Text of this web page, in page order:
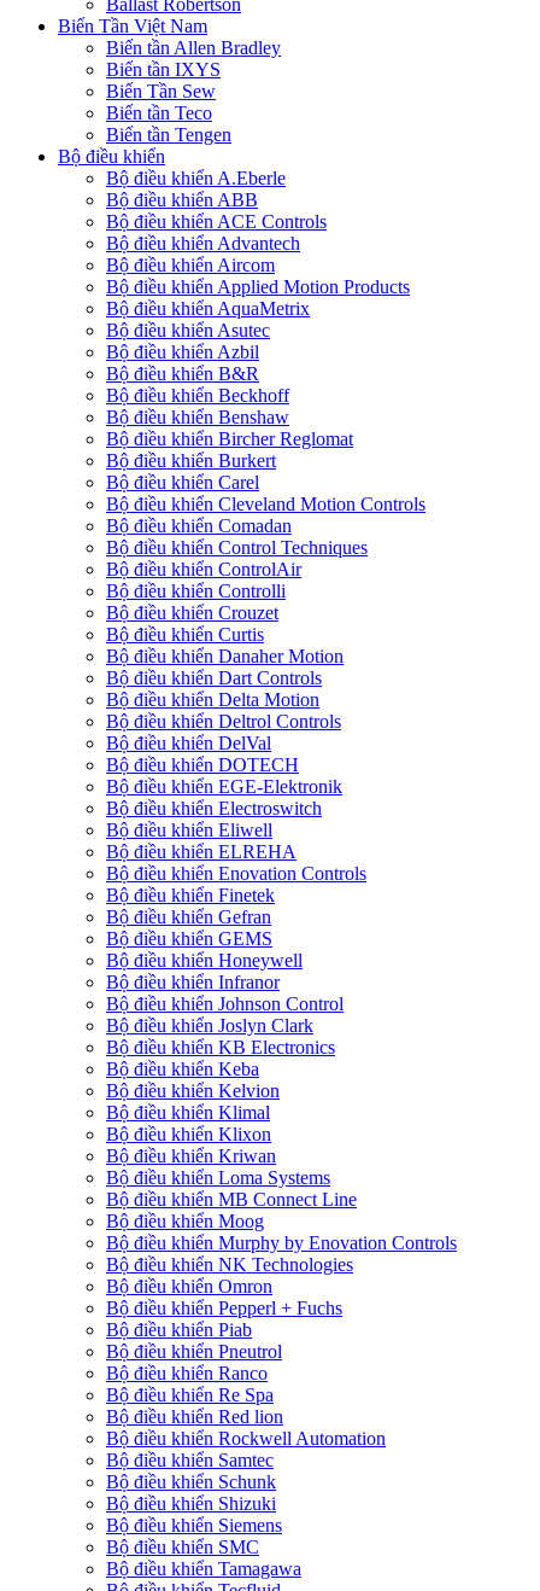
Ballast Robertson
Biến Tần Việt Nam
Biến tần Allen Bradley
Biến tần IXYS
Biến Tần Sew
Biến tần Teco
Biến tần Tengen
Bộ điều khiển
Bộ điều khiển A.Eberle
Bộ điều khiển ABB
Bộ điều khiển ACE Controls
Bộ điều khiển Advantech
Bộ điều khiển Aircom
Bộ điều khiển Applied Motion Products
Bộ điều khiển AquaMetrix
Bộ điều khiển Asutec
Bộ điều khiển Azbil
Bộ điều khiển B&R
Bộ điều khiển Beckhoff
Bộ điều khiển Benshaw
Bộ điều khiển Bircher Reglomat
Bộ điều khiển Burkert
Bộ điều khiển Carel
Bộ điều khiển Cleveland Motion Controls
Bộ điều khiển Comadan
Bộ điều khiển Control Techniques
Bộ điều khiển ControlAir
Bộ điều khiển Controlli
Bộ điều khiển Crouzet
Bộ điều khiển Curtis
Bộ điều khiển Danaher Motion
Bộ điều khiển Dart Controls
Bộ điều khiển Delta Motion
Bộ điều khiển Deltrol Controls
Bộ điều khiển DelVal
Bộ điều khiển DOTECH
Bộ điều khiển EGE-Elektronik
Bộ điều khiển Electroswitch
Bộ điều khiển Eliwell
Bộ điều khiển ELREHA
Bộ điều khiển Enovation Controls
Bộ điều khiển Finetek
Bộ điều khiển Gefran
Bộ điều khiển GEMS
Bộ điều khiển Honeywell
Bộ điều khiển Infranor
Bộ điều khiển Johnson Control
Bộ điều khiển Joslyn Clark
Bộ điều khiển KB Electronics
Bộ điều khiển Keba
Bộ điều khiển Kelvion
Bộ điều khiển Klimal
Bộ điều khiển Klixon
Bộ điều khiển Kriwan
Bộ điều khiển Loma Systems
Bộ điều khiển MB Connect Line
Bộ điều khiển Moog
Bộ điều khiển Murphy by Enovation Controls
Bộ điều khiển NK Technologies
Bộ điều khiển Omron
Bộ điều khiển Pepperl + Fuchs
Bộ điều khiển Piab
Bộ điều khiển Pneutrol
Bộ điều khiển Ranco
Bộ điều khiển Re Spa
Bộ điều khiển Red lion
Bộ điều khiển Rockwell Automation
Bộ điều khiển Samtec
Bộ điều khiển Schunk
Bộ điều khiển Shizuki
Bộ điều khiển Siemens
Bộ điều khiển SMC
Bộ điều khiển Tamagawa